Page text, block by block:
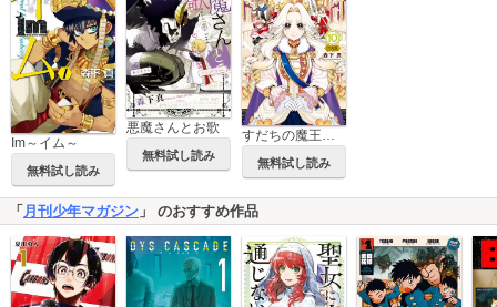
Im～イム～
無料試し読み
悪魔さんとお歌
無料試し読み
すだちの魔王城 特装版
無料試し読み
「 月刊少年マガジン 」 のおすすめ作品